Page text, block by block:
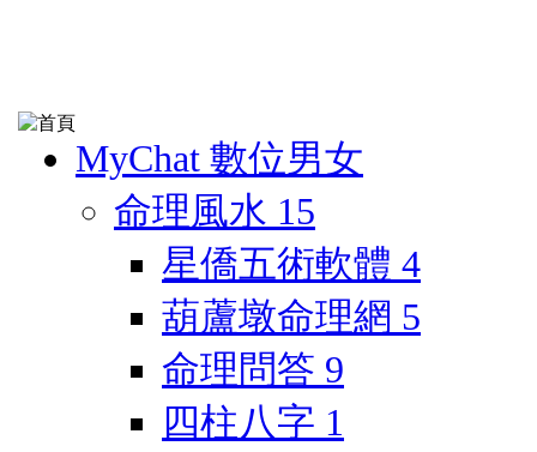
MyChat 數位男女
命理風水 15
星僑五術軟體 4
葫蘆墩命理網 5
命理問答 9
四柱八字 1